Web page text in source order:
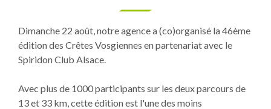
Dimanche 22 août, notre agence a (co)organisé la 46ème
édition des Crêtes Vosgiennes en partenariat avec le
Spiridon Club Alsace.
Avec plus de 1000 participants sur les deux parcours de
13 et 33 km, cette édition est l'une des moins